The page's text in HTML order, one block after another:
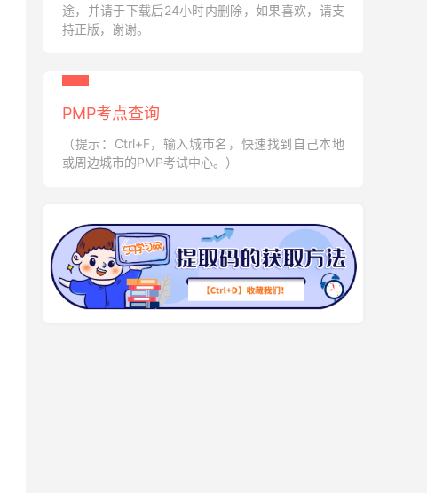
途，并请于下载后24小时内删除，如果喜欢，请支
持正版，谢谢。
PMP考点查询
（提示：Ctrl+F，输入城市名，快速找到自己本地
或周边城市的PMP考试中心。）